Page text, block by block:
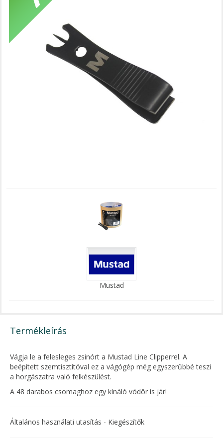
Mustad
Termékleírás
Vágja le a felesleges zsinórt a Mustad Line Clipperrel. A
beépített szemtisztítóval ez a vágógép még egyszerűbbé teszi
a horgászatra való felkészülést.
A 48 darabos csomaghoz egy kínáló vödör is jár!
Általános használati utasítás - Kiegészítők